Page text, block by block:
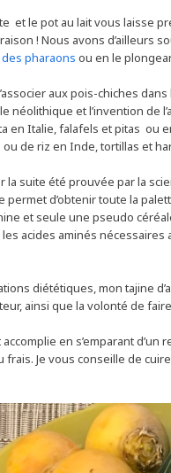
et le pot au lait vous laisse
! Nous avons d’ailleurs
pharaons ou en le
aux pois-chiches
néolithique et l’invention de
en Italie, falafels et pitas ou
de riz en Inde, tortillas et
la suite été prouvée par la
d’obtenir toute la
et seule une pseudo
acides aminés
diététiques, mon tajine
ainsi que la volonté de
en s’emparant
frais. Je vous conseille de